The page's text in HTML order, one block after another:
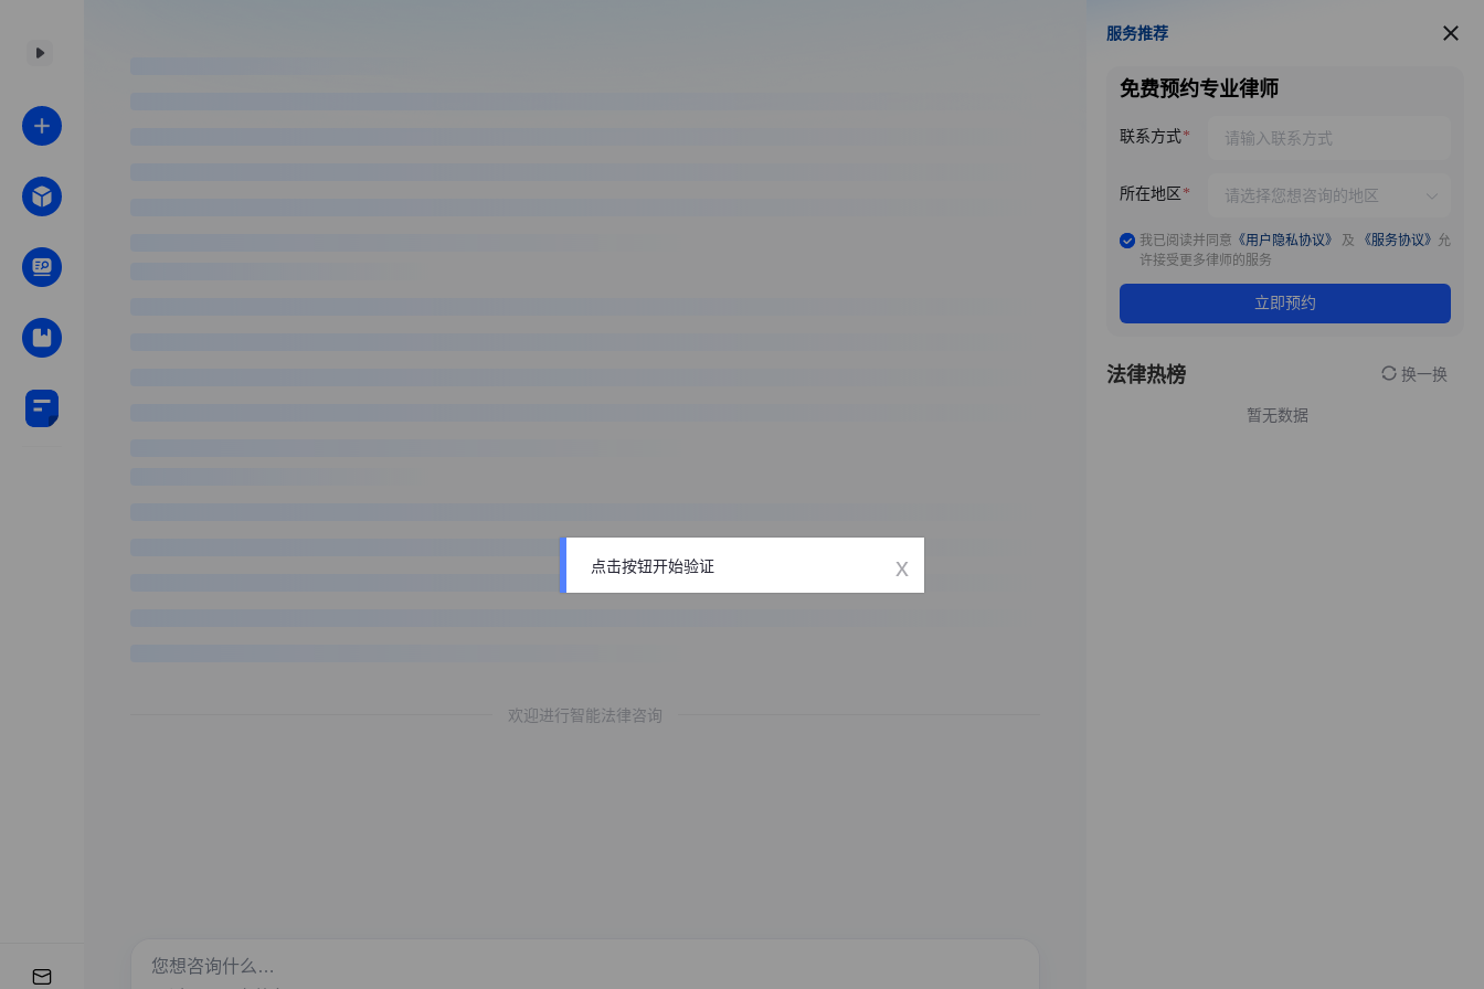
欢迎进行智能法律咨询
服务推荐
服务推荐
免费预约专业律师
联系方式
所在地区
我已阅读并同意 《用户隐私协议》 及 《服务协议》 允
许接受更多律师的服务
立即预约
法律热榜 换一换
暂无数据
点击按钮开始验证 x